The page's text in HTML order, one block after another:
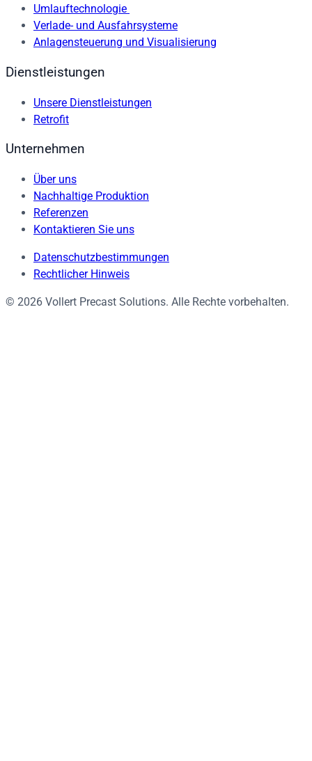
Umlauftechnologie
Verlade- und Ausfahrsysteme
Anlagensteuerung und Visualisierung
Dienstleistungen
Unsere Dienstleistungen
Retrofit
Unternehmen
Über uns
Nachhaltige Produktion
Referenzen
Kontaktieren Sie uns
Datenschutzbestimmungen
Rechtlicher Hinweis
© 2026 Vollert Precast Solutions. Alle Rechte vorbehalten.